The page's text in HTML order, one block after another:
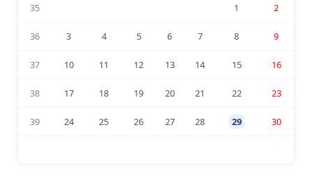
35 1 2
36 3 4 5 6 7 8 9
37 10 11 12 13 14 15 16
38 17 18 19 20 21 22 23
39 24 25 26 27 28 29 30